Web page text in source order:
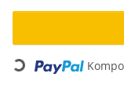
Loading...